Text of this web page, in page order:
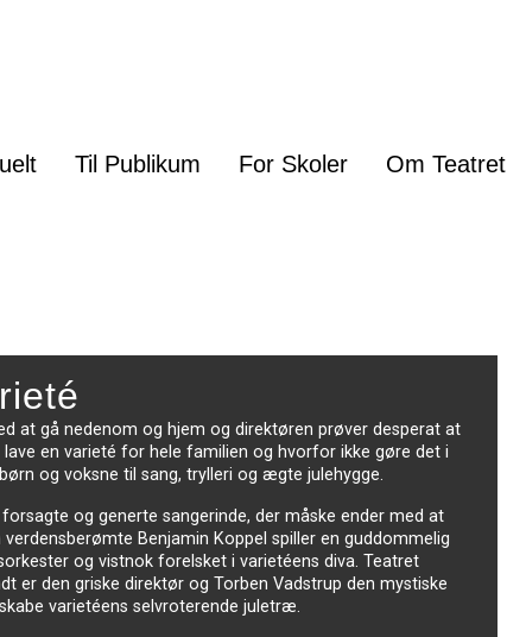
Til Publikum For Skoler Om Teatret
at gå nedenom og hjem og direktøren prøver desperat at
en varieté for hele familien og hvorfor ikke gøre det i
og voksne til sang, trylleri og ægte julehygge.
og generte sangerinde, der måske ender med at
Benjamin Koppel spiller en guddommelig
og vistnok forelsket i varietéens diva. Teatret
er den griske direktør og Torben Vadstrup den mystiske
varietéens selvroterende juletræ.